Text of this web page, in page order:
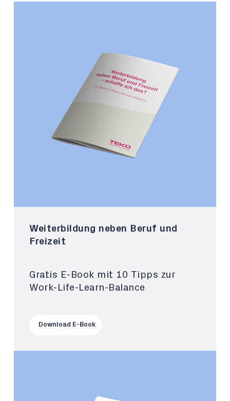
Weiterbildung neben Beruf und
Freizeit
Gratis E-Book mit 10 Tipps zur
Work-Life-Learn-Balance
Download E-Book